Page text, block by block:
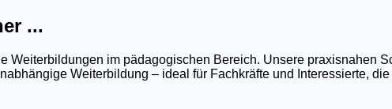
...
Weiterbildungen im pädagogischen Bereich. Unsere praxisnahen
Weiterbildung – ideal für Fachkräfte und Interessierte,